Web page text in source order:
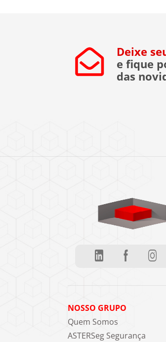
Deixe
e fique
das
NOSSO GRUPO
Quem Somos
ASTERSeg Segurança